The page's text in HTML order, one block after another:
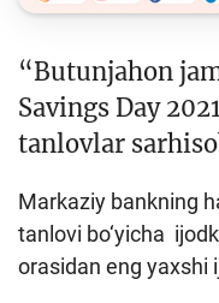
Interaktiv
Fotogalereya
Loyiha haqida
Sayt xaritasi
“Butunjahon
Savings Day
tanlovlar
Markaziy bankning
tanlovi bo‘yicha
orasidan eng yaxshi